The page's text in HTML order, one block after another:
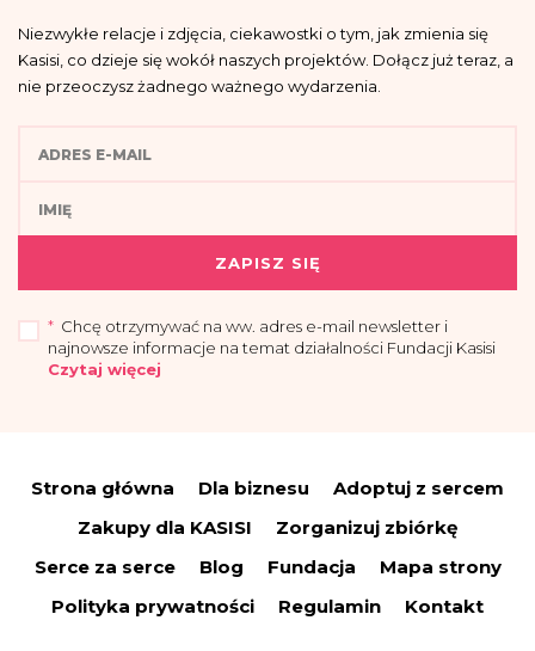
Niezwykłe relacje i zdjęcia, ciekawostki o tym, jak zmienia się
Kasisi, co dzieje się wokół naszych projektów. Dołącz już teraz, a
nie przeoczysz żadnego ważnego wydarzenia.
ZAPISZ SIĘ
* Chcę otrzymywać na ww. adres e-mail newsletter i
najnowsze informacje na temat działalności Fundacji Kasisi
Czytaj więcej
Administrator wyznaczył Inspektora Danych Osobowych, z którym można się
a) wysyłki newslettera i informacji o działalności fundacji – co stanowi
6 ust. 1 lit. f RODO;
Strona główna Dla biznesu
Adoptuj z sercem
Zakupy dla KASISI
Zorganizuj zbiórkę
Serce za serce
Blog Fundacja
Mapa strony
Polityka prywatności
Regulamin Kontakt